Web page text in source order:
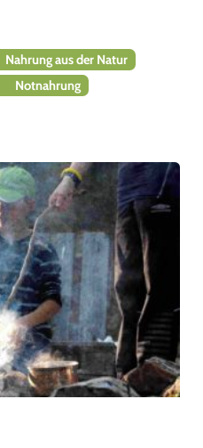
Nahrung aus der Natur
Notnahrung